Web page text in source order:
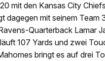
mit den Kansas City
dagegen mit seinem Team
Quarterback Lamar
107 Yards und zwei
bringt es auf drei